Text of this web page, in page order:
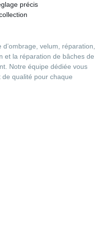
précis
velum, réparation,
et la réparation de bâches de
Notre équipe dédiée vous
qualité pour chaque